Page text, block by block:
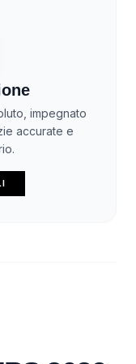
impegnato
accurate e